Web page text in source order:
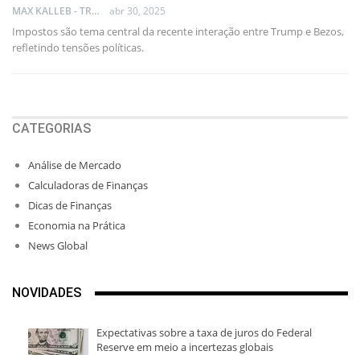
MAX KALLEB - TRADER abr 30, 2025
Impostos são tema central da recente interação entre Trump e Bezos,
refletindo tensões políticas.
CATEGORIAS
Análise de Mercado
Calculadoras de Finanças
Dicas de Finanças
Economia na Prática
News Global
NOVIDADES
Expectativas sobre a taxa de juros do Federal
Reserve em meio a incertezas globais